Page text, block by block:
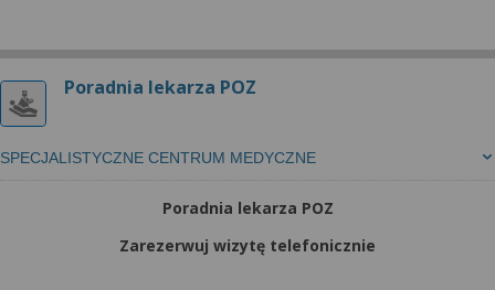
Poradnia lekarza POZ
SPECJALISTYCZNE CENTRUM MEDYCZNE
Poradnia lekarza POZ
Zarezerwuj wizytę telefonicznie